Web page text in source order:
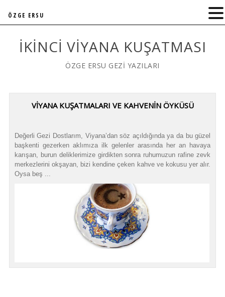
İKINCI VIYANA KUŞATMASI
ÖZGE ERSU GEZİ YAZILARI
VİYANA KUŞATMALARI VE KAHVENİN ÖYKÜSÜ
Değerli Gezi Dostlarım, Viyana’dan söz açıldığında ya da bu güzel
başkenti gezerken aklımıza ilk gelenler arasında her an havaya
karışan, burun deliklerimize girdikten sonra ruhumuzun rafine zevk
merkezlerini okşayan, bizi kendine çeken kahve ve kokusu yer alır.
Oysa beş ...
ÖZGE ERSU